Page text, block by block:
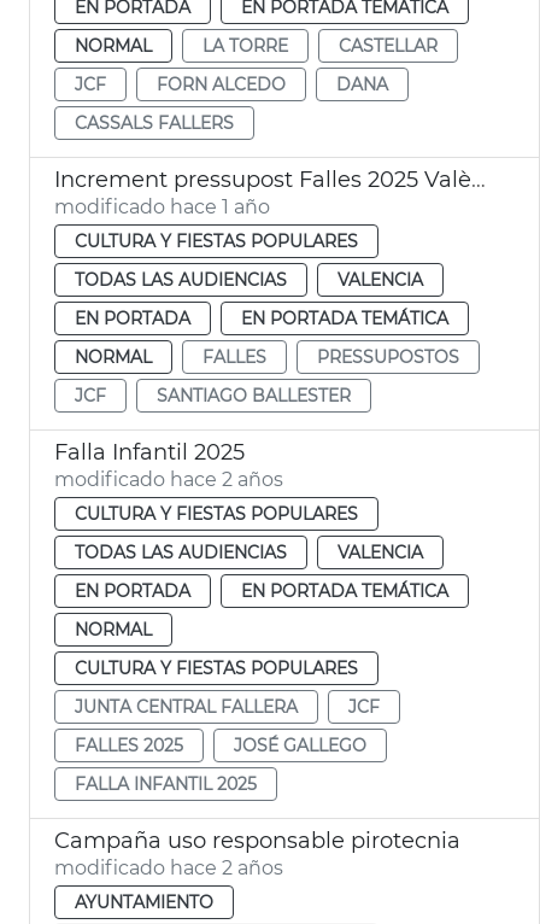
EN PORTADA
EN PORTADA TEMÁTICA
NORMAL
LA TORRE
CASTELLAR
JCF
FORN ALCEDO
DANA
CASSALS FALLERS
Increment pressupost Falles 2025 València
modificado hace 1 año
CULTURA Y FIESTAS POPULARES
TODAS LAS AUDIENCIAS
VALENCIA
EN PORTADA
EN PORTADA TEMÁTICA
NORMAL
FALLES
PRESSUPOSTOS
JCF
SANTIAGO BALLESTER
Falla Infantil 2025
modificado hace 2 años
CULTURA Y FIESTAS POPULARES
TODAS LAS AUDIENCIAS
VALENCIA
EN PORTADA
EN PORTADA TEMÁTICA
NORMAL
CULTURA Y FIESTAS POPULARES
JUNTA CENTRAL FALLERA
JCF
FALLES 2025
JOSÉ GALLEGO
FALLA INFANTIL 2025
Campaña uso responsable pirotecnia
modificado hace 2 años
AYUNTAMIENTO